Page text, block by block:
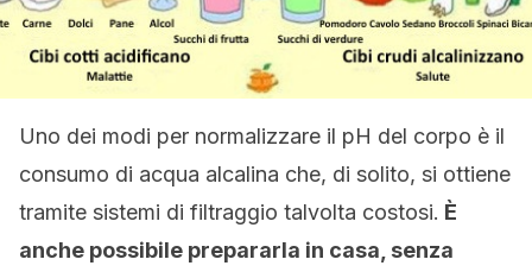
Uno dei modi per normalizzare il pH del corpo è il
consumo di acqua alcalina che, di solito, si ottiene
tramite sistemi di filtraggio talvolta costosi. È
anche possibile prepararla in casa, senza